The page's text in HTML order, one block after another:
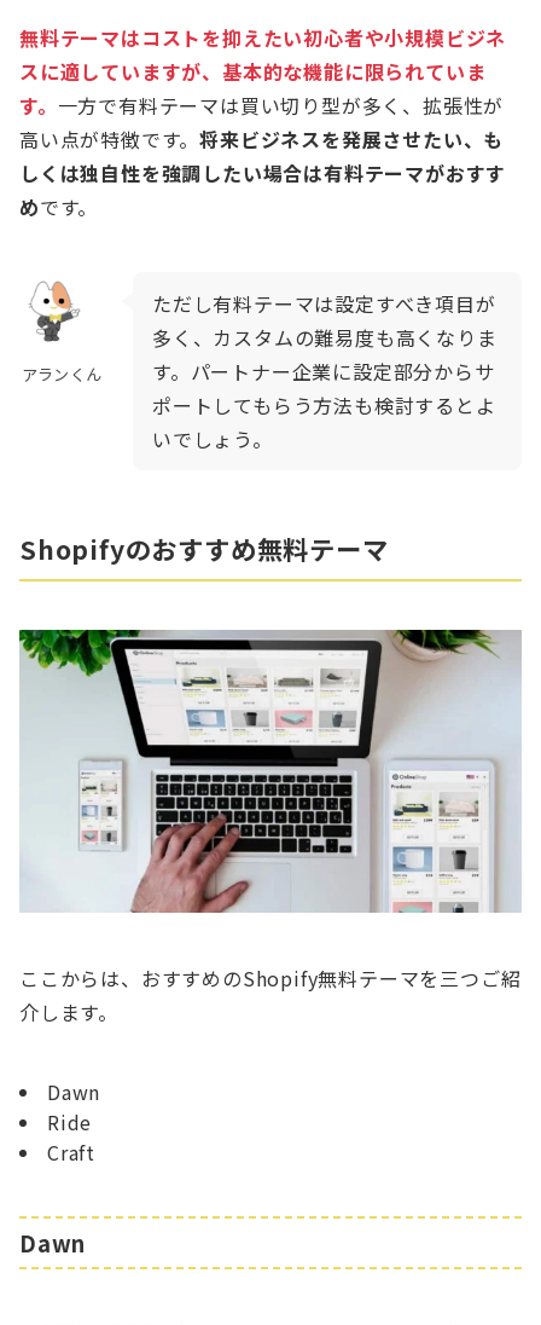
無料テーマはコストを抑えたい初心者や小規模ビジネ
スに適していますが、基本的な機能に限られていま
す。 一方で有料テーマは買い切り型が多く、拡張性が
高い点が特徴です。将来ビジネスを発展させたい、も
しくは独自性を強調したい場合は有料テーマがおすす
めです。
アランくん
ただし有料テーマは設定すべき項目が
多く、カスタムの難易度も高くなりま
す。パートナー企業に設定部分からサ
ポートしてもらう方法も検討するとよ
いでしょう。
Shopifyのおすすめ無料テーマ
ここからは、おすすめのShopify無料テーマを三つご紹
介します。
Dawn
Ride
Craft
Dawn